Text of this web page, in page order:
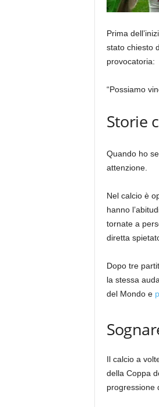
Prima
stato chiesto
provocatoria:
“Possiamo
Storie
elenco
di
elementi
fine
dell’elenco
Quando ho
attenzione.
Nel calcio è
hanno
tornate a
diretta
Dopo tre
la stessa
del Mondo e
Il calcio a
della Coppa
progressione